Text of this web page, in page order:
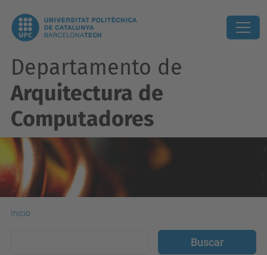
Departamento de
Arquitectura de
Computadores
Inicio